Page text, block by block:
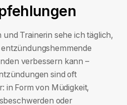
Trainerin sehe ich täglich,
verbessern kann –
sind oft
in Form von Müdigkeit,
oder